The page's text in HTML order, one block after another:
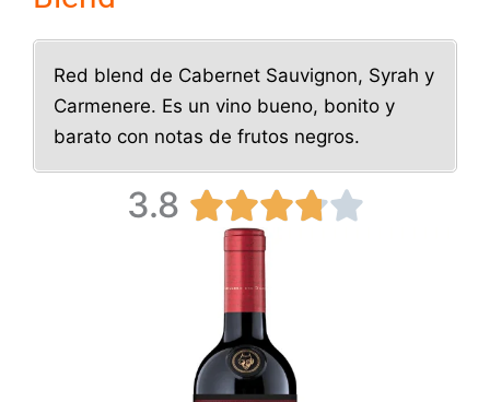
Red blend de Cabernet Sauvignon, Syrah y
Carmenere. Es un vino bueno, bonito y
barato con notas de frutos negros.
3.8 V